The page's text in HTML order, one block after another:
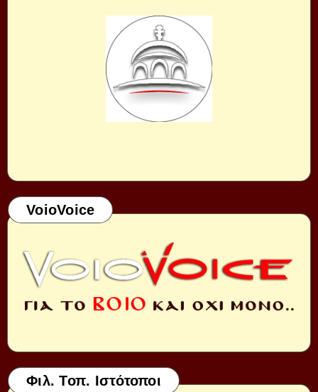
VoioVoice
Φιλ. Τοπ. Ιστότοποι